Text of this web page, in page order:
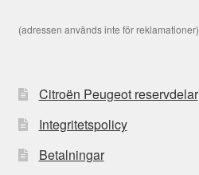
(adressen används inte för reklamationer)
Citroën Peugeot reservdelar
Integritetspolicy
Betalningar